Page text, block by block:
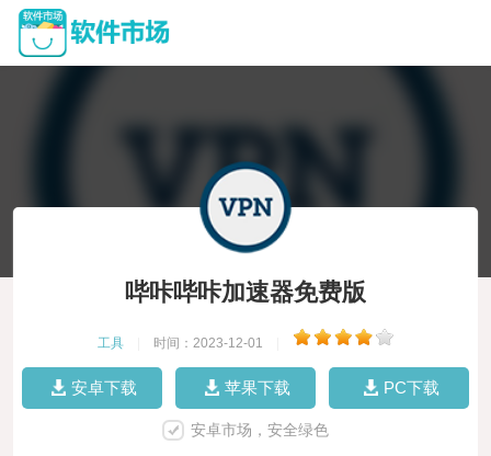
哔咔哔咔加速器免费版
工具 时间：2023-12-01
安卓下载 苹果下载 PC下载
安卓市场，安全绿色